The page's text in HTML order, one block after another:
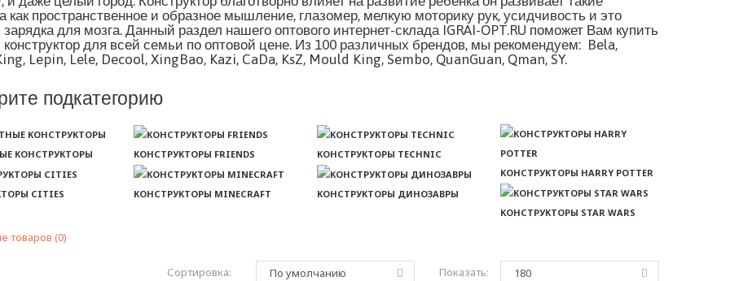
как пространственное и образное мышление, глазомер, мелкую моторику рук, усидчивость и это
для мозга. Данный раздел нашего оптового интернет-склада IGRAI-OPT.RU поможет Вам купить
конструктор для всей семьи по оптовой цене. Из 100 различных брендов, мы рекомендуем: Bela,
Lepin, Lele, Decool, XingBao, Kazi, CaDa, KsZ, Mould King, Sembo, QuanGuan, Qman, SY.
подкатегорию
КОНСТРУКТОРЫ
CITIES
КОНСТРУКТОРЫ FRIENDS
КОНСТРУКТОРЫ MINECRAFT
КОНСТРУКТОРЫ TECHNIC
КОНСТРУКТОРЫ ДИНОЗАВРЫ
КОНСТРУКТОРЫ HARRY POTTER
КОНСТРУКТОРЫ STAR WARS
товаров (0)
Сортировка: Показать: